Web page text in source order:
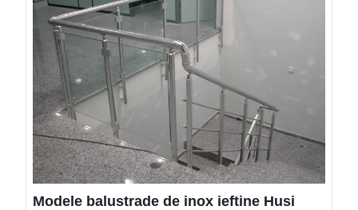
Modele balustrade de inox ieftine Husi